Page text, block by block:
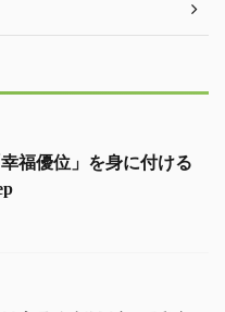
福優位」を身に付ける